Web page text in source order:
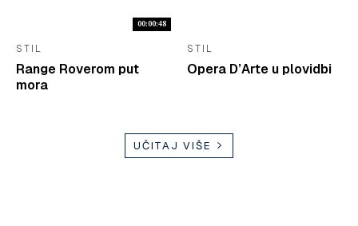
00:00:48
STIL
Range Roverom put
mora
STIL
Opera D’Arte u plovidbi
UČITAJ VIŠE